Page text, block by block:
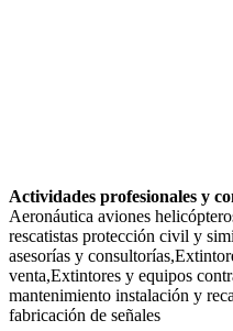
Actividades profesionales y
Aeronáutica aviones
rescatistas protección civil y
asesorías y
venta,Extintores y equipos
mantenimiento instalación y
fabricación de señales